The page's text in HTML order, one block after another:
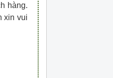
hàng.
xin vui